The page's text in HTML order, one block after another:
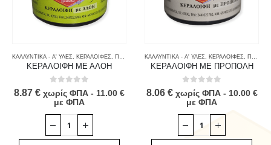
ΚΑΛΛΥΝΤΙΚΑ - Α' ΥΛΕΣ ΚΕΡΑΛΟΙΦΕΣ ΠΡΟΙΟΝΤΑ ΜΕΛΙΣΣΑΣ & ΚΑΤΑΝΑΛΩΤΗ
ΚΕΡΑΛΟΙΦΗ ΜΕ ΑΛΟΗ
out of 5
8.87 € χωρίς ΦΠΑ - 11.00 €
με ΦΠΑ
ΚΑΛΛΥΝΤΙΚΑ - Α' ΥΛΕΣ ΚΕΡΑΛΟΙΦΕΣ ΠΡΟΙΟΝΤΑ ΜΕΛΙΣΣΑΣ & ΚΑΤΑΝΑΛΩΤΗ
ΚΕΡΑΛΟΙΦΗ ΜΕ ΠΡΟΠΟΛΗ
out of 5
8.06 € χωρίς ΦΠΑ - 10.00 €
με ΦΠΑ